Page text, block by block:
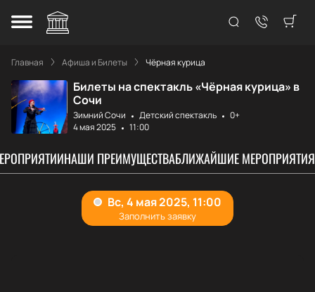
Главная Афиша и Билеты Чёрная курица
Билеты на спектакль «Чёрная курица» в
Сочи
Зимний Сочи Детский спектакль
0+
4 мая 2025
11:00
НАШИ ПРЕИМУЩЕСТВАБЛИЖАЙШИЕ МЕРОПРИЯТИЯ